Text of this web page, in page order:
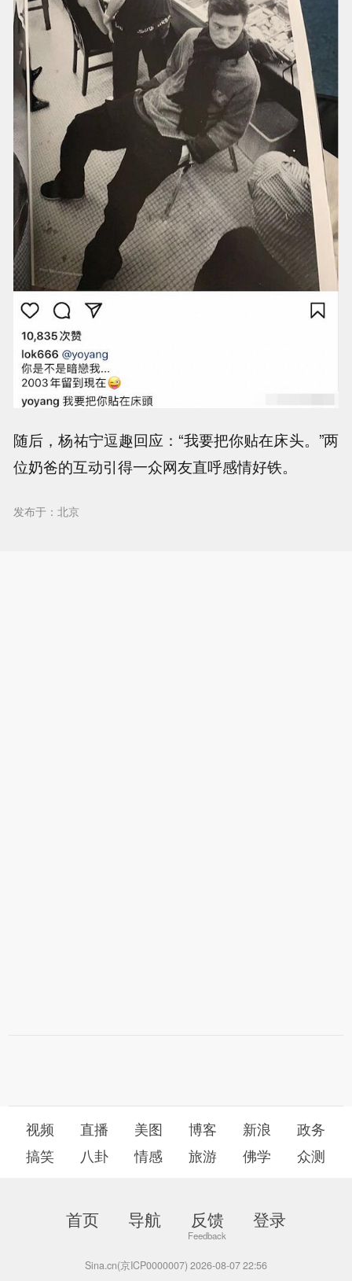
随后，杨祐宁逗趣回应：“我要把你贴在床头。”两
位奶爸的互动引得一众网友直呼感情好铁。
发布于：北京
视频 直播 美图 博客 新浪
政务
搞笑
八卦 情感 旅游 佛学 众测
首页 导航 反馈 登录
Sina.cn(京ICP0000007) 2026-08-07 22:56